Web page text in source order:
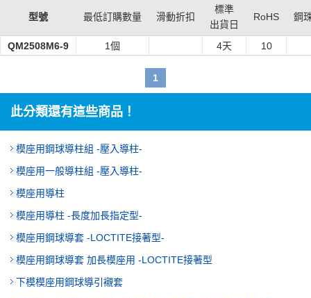
型號 最低訂購數量 滑動折扣
標準
出貨日
RoHS 鋼
QM2508M6-9 1個 4天 10
1
此分類還有這些商品！
模座用鋼球導柱組 -壓入導柱-
模座用一般導柱組 -壓入導柱-
模座用導柱
模座用導柱 -長度加長指定型-
模座用鋼球導套 -LOCTITE接著型-
模座用鋼球導套 加長模座用 -LOCTITE接著型
下模模座用鋼球導引襯套